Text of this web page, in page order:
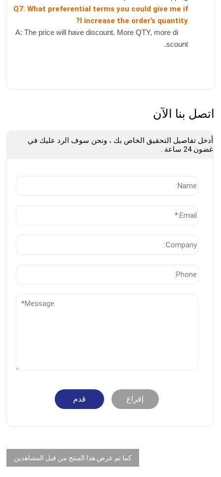
Q7: What preferential terms you could give me if
I increase the order’s quantity?
A: The price will have discount. More QTY, more di
scount.
اتصل بنا الآن
أدخل تفاصيل التحقيق الخاص بك ، ونحن سوف الرد عليك في
غضون 24 ساعة .
قدم إفراغ
كما تم عرض هذا المنتج من قبل المشاهدين